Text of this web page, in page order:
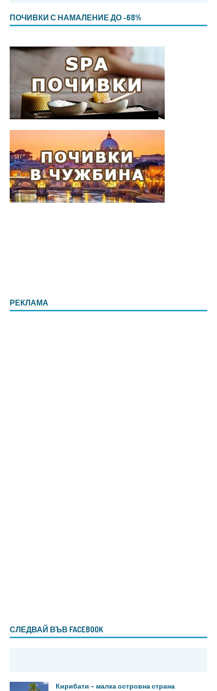
ПОЧИВКИ С НАМАЛЕНИЕ ДО -68%
РЕКЛАМА
СЛЕДВАЙ ВЪВ FACEBOOK
Кирибати – малка островна страна